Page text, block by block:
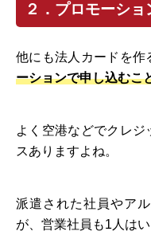
２．プロモーシ
他にも法人カードを作
ーションで申し込むこ
よく空港などでクレ
スありますよね。
派遣された社員やア
が、営業社員も1人はい